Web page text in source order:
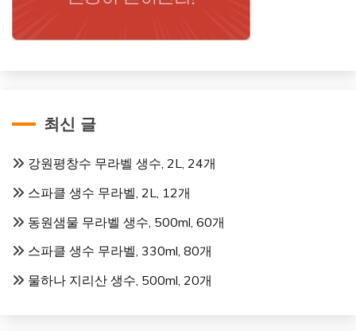
최신 글
강원평창수 무라벨 생수, 2L, 24개
스파클 생수 무라벨, 2L, 12개
동원샘물 무라벨 생수, 500ml, 60개
스파클 생수 무라벨, 330ml, 80개
물하나 지리산 생수, 500ml, 20개